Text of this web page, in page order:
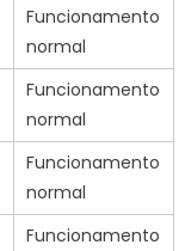
Funcionamento
normal
Funcionamento
normal
Funcionamento
normal
Funcionamento